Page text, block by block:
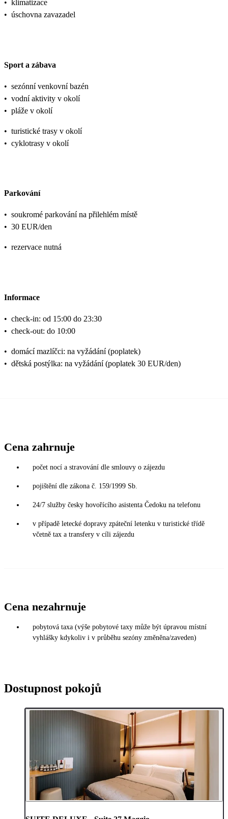
•
klimatizace
• úschovna zavazadel
Sport a zábava
• sezónní venkovní bazén
• vodní aktivity v okolí
• pláže v okolí
• turistické trasy v okolí
• cyklotrasy v okolí
Parkování
• soukromé parkování na přilehlém místě
• 30 EUR/den
• rezervace nutná
Informace
• check-in: od 15:00 do 23:30
• check-out: do 10:00
• domácí mazlíčci: na vyžádání (poplatek)
• dětská postýlka: na vyžádání (poplatek 30 EUR/den)
Cena zahrnuje
počet nocí a stravování dle smlouvy o zájezdu
pojištění dle zákona č. 159/1999 Sb.
24/7 služby česky hovořícího asistenta Čedoku na telefonu
v případě letecké dopravy zpáteční letenku v turistické třídě
včetně tax a transfery v cíli zájezdu
Cena nezahrnuje
pobytová taxa (výše pobytové taxy může být úpravou místní
vyhlášky kdykoliv i v průběhu sezóny změněna/zaveden)
Dostupnost pokojů